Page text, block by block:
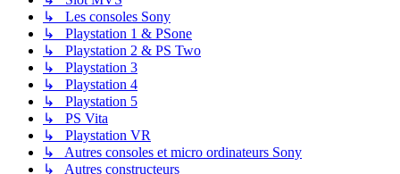
↳ Les consoles Sony
↳ Playstation 1 & PSone
↳ Playstation 2 & PS Two
↳ Playstation 3
↳ Playstation 4
↳ Playstation 5
↳ PS Vita
↳ Playstation VR
↳ Autres consoles et micro ordinateurs Sony
↳ Autres constructeurs